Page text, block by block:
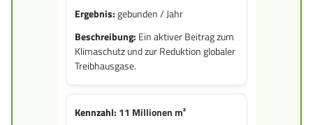
gebunden / Jahr
Ein aktiver Beitrag zum
Klimaschutz und zur Reduktion globaler
Treibhausgase.
11 Millionen m²